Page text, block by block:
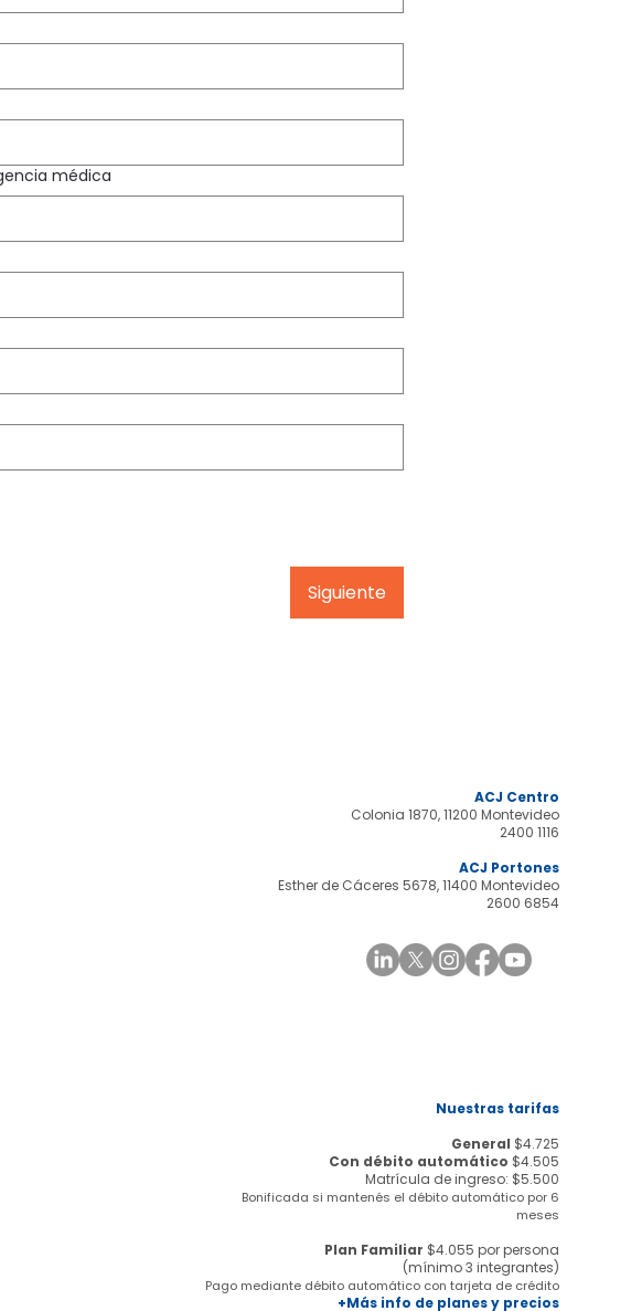
médica
Siguiente
ACJ Centro
Colonia 1870, 11200 Montevideo
2400 1116
ACJ Portones
Esther de Cáceres 5678, 11400 Montevideo
2600 6854
Nuestras tarifas
General $4.725
Con débito automático $4.505
Matrícula de ingreso: $5.500
Bonificada si mantenés el débito automático por 6
meses
Plan Familiar $4.055 por persona
(mínimo 3 integrantes)
Pago mediante débito automático con tarjeta de crédito
+Más info de planes y precios